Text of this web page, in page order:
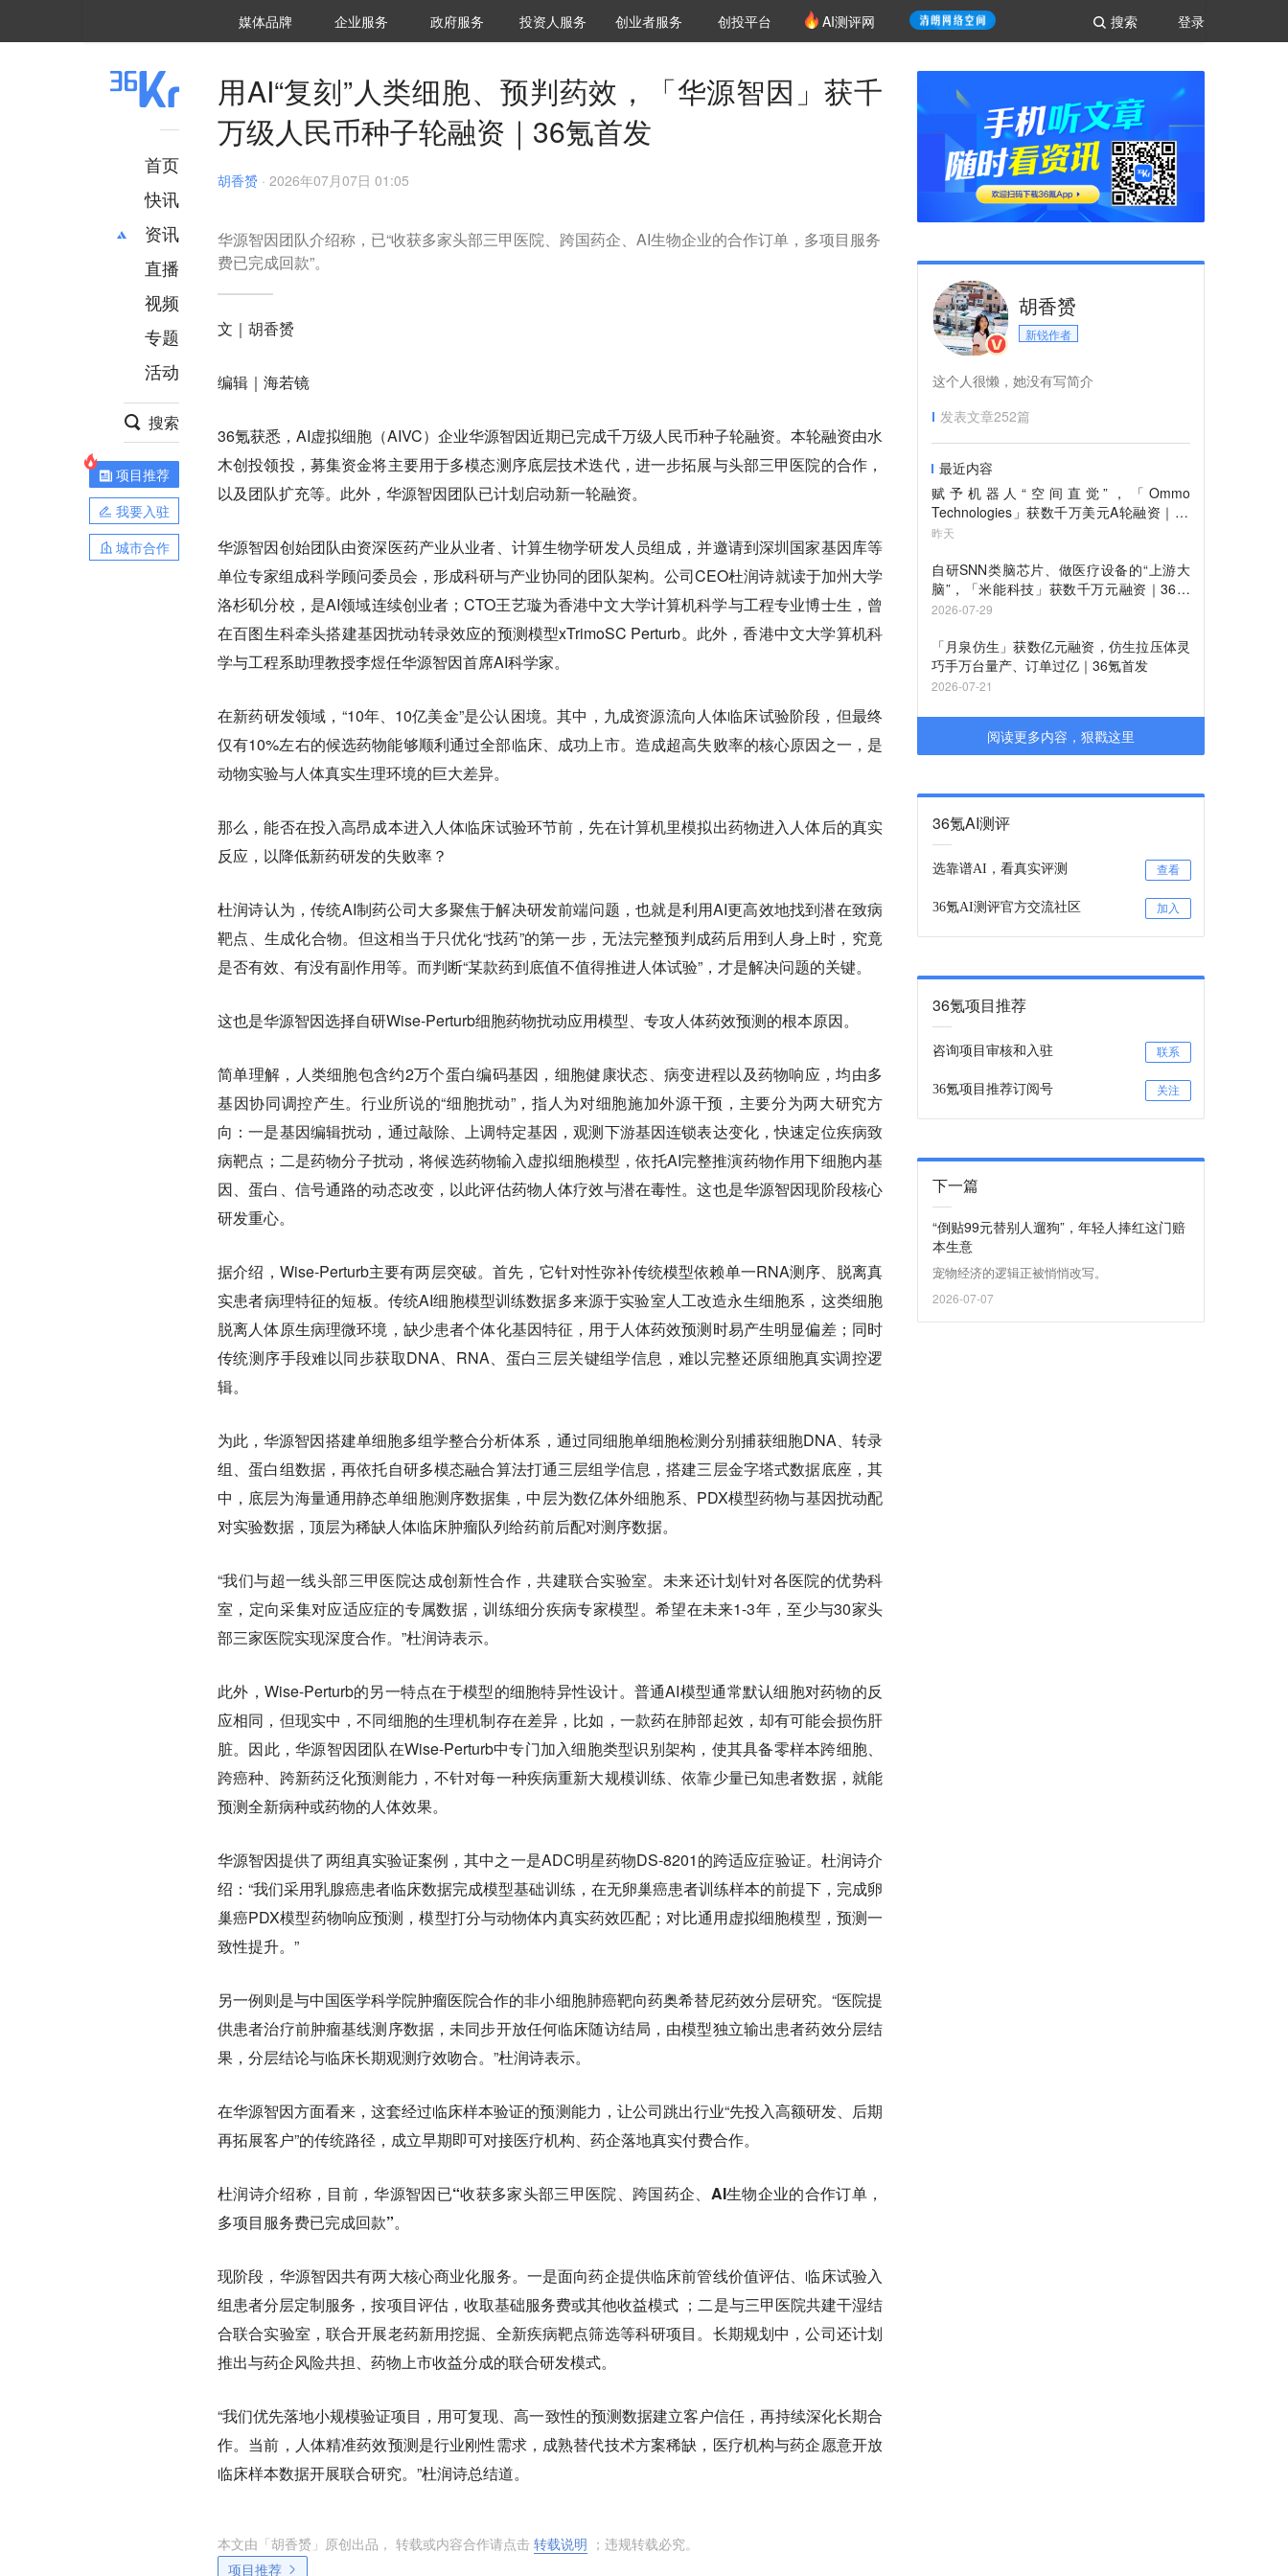
登录
搜索
媒体品牌 36Kr研究院
企业服务 城市之窗
政府服务 VClub投资机构库
投资机构职位推介
投资人服务 创投氪堂
创业者服务 创投平台 AI测评网
首页
快讯
资讯
推荐
财经
项目推荐
安徽
直播
视频
专题
活动
搜索
项目推荐
我要入驻
城市合作
用AI“复刻”人类细胞、预判药效，「华源智因」获千
万级人民币种子轮融资｜36氪首发
胡香赟 · 2026年07月07日 01:05
华源智因团队介绍称，已“收获多家头部三甲医院、跨国药企、AI生物企业的合作订单，多项目服务
费已完成回款”。
文｜胡香赟
编辑｜海若镜
36氪获悉，AI虚拟细胞（AIVC）企业华源智因近期已完成千万级人民币种子轮融资。本轮融资由水
木创投领投，募集资金将主要用于多模态测序底层技术迭代，进一步拓展与头部三甲医院的合作，
以及团队扩充等。此外，华源智因团队已计划启动新一轮融资。
华源智因创始团队由资深医药产业从业者、计算生物学研发人员组成，并邀请到深圳国家基因库等
单位专家组成科学顾问委员会，形成科研与产业协同的团队架构。公司CEO杜润诗就读于加州大学
洛杉矶分校，是AI领域连续创业者；CTO王艺璇为香港中文大学计算机科学与工程专业博士生，曾
在百图生科牵头搭建基因扰动转录效应的预测模型xTrimoSC Perturb。此外，香港中文大学算机科
学与工程系助理教授李煜任华源智因首席AI科学家。
在新药研发领域，“10年、10亿美金”是公认困境。其中，九成资源流向人体临床试验阶段，但最终
仅有10%左右的候选药物能够顺利通过全部临床、成功上市。造成超高失败率的核心原因之一，是
动物实验与人体真实生理环境的巨大差异。
那么，能否在投入高昂成本进入人体临床试验环节前，先在计算机里模拟出药物进入人体后的真实
反应，以降低新药研发的失败率？
杜润诗认为，传统AI制药公司大多聚焦于解决研发前端问题，也就是利用AI更高效地找到潜在致病
靶点、生成化合物。但这相当于只优化“找药”的第一步，无法完整预判成药后用到人身上时，究竟
是否有效、有没有副作用等。而判断“某款药到底值不值得推进人体试验”，才是解决问题的关键。
这也是华源智因选择自研Wise-Perturb细胞药物扰动应用模型、专攻人体药效预测的根本原因。
简单理解，人类细胞包含约2万个蛋白编码基因，细胞健康状态、病变进程以及药物响应，均由多
基因协同调控产生。行业所说的“细胞扰动”，指人为对细胞施加外源干预，主要分为两大研究方
向：一是基因编辑扰动，通过敲除、上调特定基因，观测下游基因连锁表达变化，快速定位疾病致
病靶点；二是药物分子扰动，将候选药物输入虚拟细胞模型，依托AI完整推演药物作用下细胞内基
因、蛋白、信号通路的动态改变，以此评估药物人体疗效与潜在毒性。这也是华源智因现阶段核心
研发重心。
据介绍，Wise-Perturb主要有两层突破。首先，它针对性弥补传统模型依赖单一RNA测序、脱离真
实患者病理特征的短板。传统AI细胞模型训练数据多来源于实验室人工改造永生细胞系，这类细胞
脱离人体原生病理微环境，缺少患者个体化基因特征，用于人体药效预测时易产生明显偏差；同时
传统测序手段难以同步获取DNA、RNA、蛋白三层关键组学信息，难以完整还原细胞真实调控逻
辑。
为此，华源智因搭建单细胞多组学整合分析体系，通过同细胞单细胞检测分别捕获细胞DNA、转录
组、蛋白组数据，再依托自研多模态融合算法打通三层组学信息，搭建三层金字塔式数据底座，其
中，底层为海量通用静态单细胞测序数据集，中层为数亿体外细胞系、PDX模型药物与基因扰动配
对实验数据，顶层为稀缺人体临床肿瘤队列给药前后配对测序数据。
“我们与超一线头部三甲医院达成创新性合作，共建联合实验室。未来还计划针对各医院的优势科
室，定向采集对应适应症的专属数据，训练细分疾病专家模型。希望在未来1-3年，至少与30家头
部三家医院实现深度合作。”杜润诗表示。
此外，Wise-Perturb的另一特点在于模型的细胞特异性设计。普通AI模型通常默认细胞对药物的反
应相同，但现实中，不同细胞的生理机制存在差异，比如，一款药在肺部起效，却有可能会损伤肝
脏。因此，华源智因团队在Wise-Perturb中专门加入细胞类型识别架构，使其具备零样本跨细胞、
跨癌种、跨新药泛化预测能力，不针对每一种疾病重新大规模训练、依靠少量已知患者数据，就能
预测全新病种或药物的人体效果。
华源智因提供了两组真实验证案例，其中之一是ADC明星药物DS-8201的跨适应症验证。杜润诗介
绍：“我们采用乳腺癌患者临床数据完成模型基础训练，在无卵巢癌患者训练样本的前提下，完成卵
巢癌PDX模型药物响应预测，模型打分与动物体内真实药效匹配；对比通用虚拟细胞模型，预测一
致性提升。”
另一例则是与中国医学科学院肿瘤医院合作的非小细胞肺癌靶向药奥希替尼药效分层研究。“医院提
供患者治疗前肿瘤基线测序数据，未同步开放任何临床随访结局，由模型独立输出患者药效分层结
果，分层结论与临床长期观测疗效吻合。”杜润诗表示。
在华源智因方面看来，这套经过临床样本验证的预测能力，让公司跳出行业“先投入高额研发、后期
再拓展客户”的传统路径，成立早期即可对接医疗机构、药企落地真实付费合作。
杜润诗介绍称， 目前，华源智因已“收获多家头部三甲医院、跨国药企、AI生物企业的合作订单，
多项目服务费已完成回款”。
现阶段，华源智因共有两大核心商业化服务。一是面向药企提供临床前管线价值评估、临床试验入
组患者分层定制服务，按项目评估，收取基础服务费或其他收益模式 ；二是与三甲医院共建干湿结
合联合实验室，联合开展老药新用挖掘、全新疾病靶点筛选等科研项目。长期规划中，公司还计划
推出与药企风险共担、药物上市收益分成的联合研发模式。
“我们优先落地小规模验证项目，用可复现、高一致性的预测数据建立客户信任，再持续深化长期合
作。当前，人体精准药效预测是行业刚性需求，成熟替代技术方案稀缺，医疗机构与药企愿意开放
临床样本数据开展联合研究。”杜润诗总结道。
本文由「胡香赟 」原创出品， 转载或内容合作请点击 转载说明 ；违规转载必究。
项目推荐
胡香赟
新锐作者
这个人很懒，她没有写简介
发表文章252篇
最近内容
赋予机器人“空间直觉”，「Ommo
Technologies」获数千万美元A轮融资｜36
氪首发
昨天
自研SNN类脑芯片、做医疗设备的“上游大
脑”，「米能科技」获数千万元融资｜36氪
首发
2026-07-29
「月泉仿生」获数亿元融资，仿生拉压体灵
巧手万台量产、订单过亿｜36氪首发
2026-07-21
阅读更多内容，狠戳这里
36氪AI测评
选靠谱AI，看真实评测 查看
36氪AI测评官方交流社区 加入
36氪项目推荐
咨询项目审核和入驻 联系
36氪项目推荐订阅号 关注
下一篇
“倒贴99元替别人遛狗”，年轻人捧红这门赔
本生意
宠物经济的逻辑正被悄悄改写。
2026-07-07